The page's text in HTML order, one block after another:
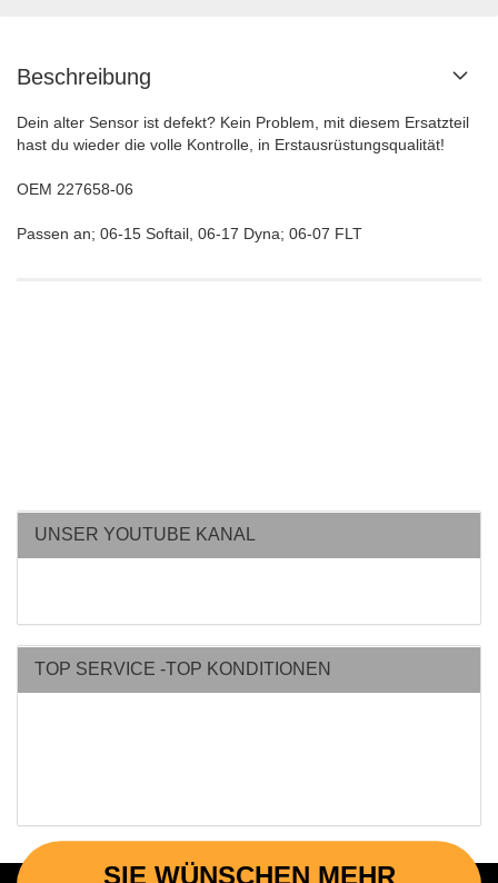
Beschreibung
Dein alter Sensor ist defekt? Kein Problem, mit diesem Ersatzteil
hast du wieder die volle Kontrolle, in Erstausrüstungsqualität!
OEM 227658-06
Passen an; 06-15 Softail, 06-17 Dyna; 06-07 FLT
UNSER YOUTUBE KANAL
TOP SERVICE -TOP KONDITIONEN
SIE WÜNSCHEN MEHR